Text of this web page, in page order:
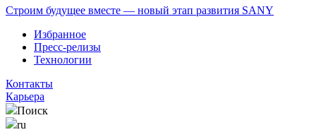
Строим будущее вместе — новый этап развития SANY
Избранное
Пресс-релизы
Технологии
Контакты
Карьера
Поиск
ru